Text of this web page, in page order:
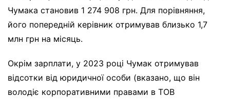
Чумака становив 1 274 908 грн. Для порівняння,
його попередній керівник отримував близько 1,7
млн грн на місяць.
Окрім зарплати, у 2023 році Чумак отримував
відсотки від юридичної особи (вказано, що він
володіє корпоративними правами в ТОВ